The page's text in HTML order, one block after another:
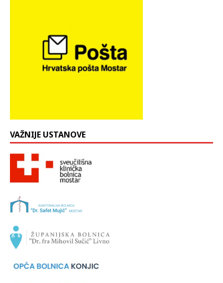
VAŽNIJE USTANOVE